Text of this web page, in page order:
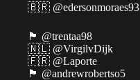
🇧🇷 @edersonmoraes93
🏴󠁧󠁢󠁥󠁮󠁧󠁿 @trentaa98
🇳🇱 @VirgilvDijk
🇫🇷 @Laporte
🏴󠁧󠁢󠁳󠁣󠁴󠁿 @andrewrobertso5